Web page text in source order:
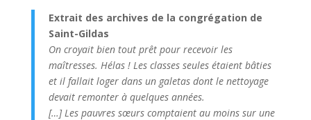
Extrait des archives de la congrégation de
Saint-Gildas
On croyait bien tout prêt pour recevoir les
maîtresses. Hélas ! Les classes seules étaient bâties
et il fallait loger dans un galetas dont le nettoyage
devait remonter à quelques années.
[…] Les pauvres sœurs comptaient au moins sur une